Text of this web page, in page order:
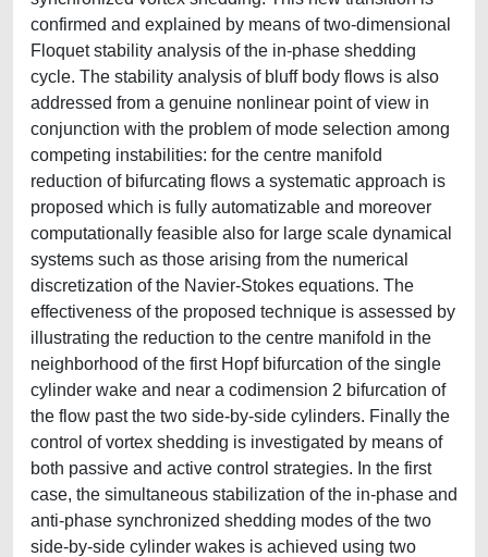
confirmed and explained by means of two-dimensional
Floquet stability analysis of the in-phase shedding
cycle. The stability analysis of bluff body flows is also
addressed from a genuine nonlinear point of view in
conjunction with the problem of mode selection among
competing instabilities: for the centre manifold
reduction of bifurcating flows a systematic approach is
proposed which is fully automatizable and moreover
computationally feasible also for large scale dynamical
systems such as those arising from the numerical
discretization of the Navier-Stokes equations. The
effectiveness of the proposed technique is assessed by
illustrating the reduction to the centre manifold in the
neighborhood of the first Hopf bifurcation of the single
cylinder wake and near a codimension 2 bifurcation of
the flow past the two side-by-side cylinders. Finally the
control of vortex shedding is investigated by means of
both passive and active control strategies. In the first
case, the simultaneous stabilization of the in-phase and
anti-phase synchronized shedding modes of the two
side-by-side cylinder wakes is achieved using two